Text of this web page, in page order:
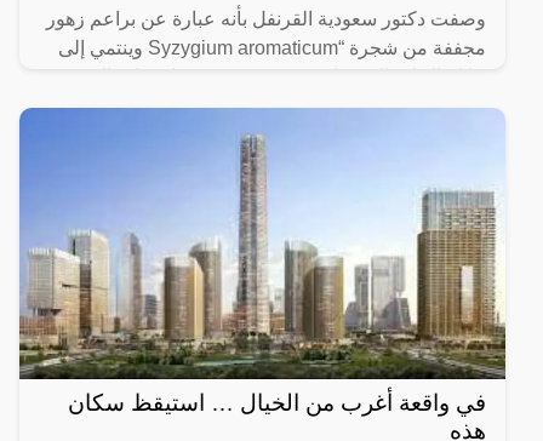
وصفت دكتور سعودية القرنفل بأنه عبارة عن براعم زهور
مجففة من شجرة “Syzygium aromaticum وينتمي إلى
ينمو في
في واقعة أغرب من الخيال … استيقظ سكان
هذه